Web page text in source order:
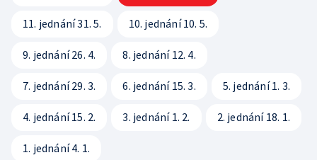
Bezpečnostní pravidla pro návštěvníky ČT
11. jednání 31. 5. 10. jednání 10. 5.
9. jednání 26. 4. 8. jednání 12. 4.
7. jednání 29. 3. 6. jednání 15. 3. 5. jednání 1. 3.
4. jednání 15. 2. 3. jednání 1. 2. 2. jednání 18. 1.
1. jednání 4. 1.